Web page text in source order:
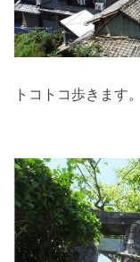
トコトコ歩きます。